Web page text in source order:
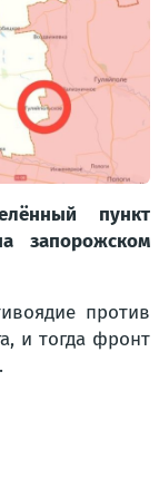
пункт
запорожском
против
и тогда фронт